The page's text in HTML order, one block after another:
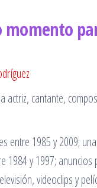
cantante,
entre 1985 y 2009;
y 1997;
videoclips y